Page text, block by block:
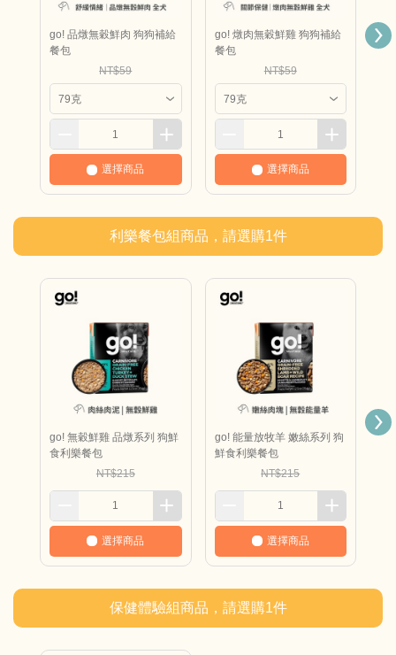
go! 品燉無穀鮮肉 狗狗補給
餐包
NT$59
選擇商品
go! 燉肉無穀鮮雞 狗狗補給
餐包
NT$59
選擇商品
go!
給
利樂餐包組商品，請選購1件
go! 無穀鮮雞 品燉系列 狗鮮
食利樂餐包
NT$215
選擇商品
go! 能量放牧羊 嫩絲系列 狗
鮮食利樂餐包
NT$215
選擇商品
go!
保健體驗組商品，請選購1件